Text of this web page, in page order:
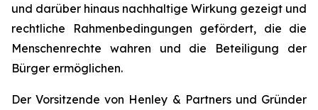
und darüber hinaus nachhaltige Wirkung gezeigt und
rechtliche Rahmenbedingungen gefördert, die die
Menschenrechte wahren und die Beteiligung der
Bürger ermöglichen.
Der Vorsitzende von Henley & Partners und Gründer